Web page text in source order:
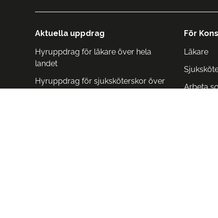
Aktuella uppdrag
Hyruppdrag för läkare över hela
landet
Hyruppdrag för sjuksköterskor över
För
Läkare
Arbeta